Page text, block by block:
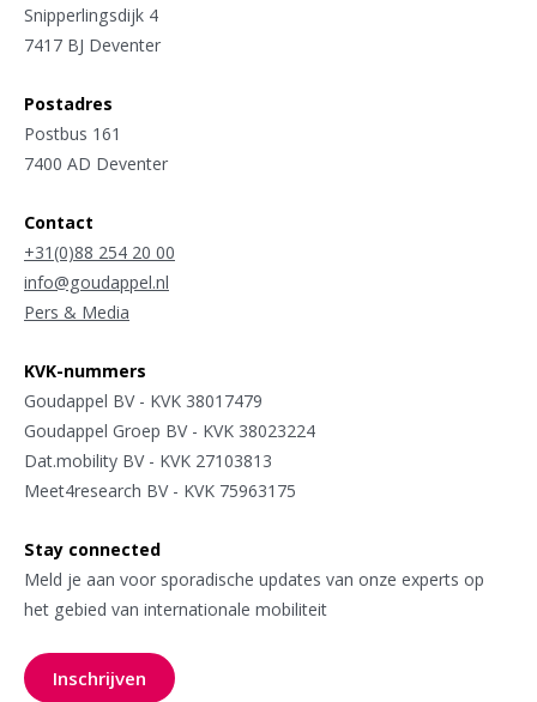
Snipperlingsdijk 4
7417 BJ Deventer
Postadres
Postbus 161
7400 AD Deventer
Contact
+31(0)88 254 20 00
info@goudappel.nl
Pers & Media
KVK-nummers
Goudappel BV - KVK 38017479
Goudappel Groep BV - KVK 38023224
Dat.mobility BV - KVK 27103813
Meet4research BV - KVK 75963175
Stay connected
Meld je aan voor sporadische updates van onze experts op
het gebied van internationale mobiliteit
Inschrijvenvoor onze nieuwsbrief